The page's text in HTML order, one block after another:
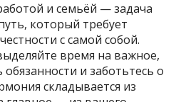
и семьёй — задача
который требует
с самой собой.
время на важное,
обязанности и заботьтесь о
складывается из